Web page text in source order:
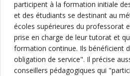
participent à la formation initiale
et des étudiants se destinant au
écoles supérieures du professorat
prise en charge de leur tutorat et
formation continue. Ils bénéficient
obligation de service". Il précise
conseillers pédagogiques qui